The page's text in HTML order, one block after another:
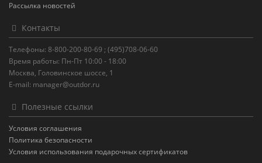
Рассылка новостей
Контакты
Телефоны: 8-800-200-80-69 ; (495)708-06-60
Время работы: Пн-Пт 10:00 - 18:00
Москва, Головинское шоссе, 1
E-mail: manager@outdor.ru
Полезные ссылки
Условия соглашения
Политика безопасности
Условия использования подарочных сертификатов